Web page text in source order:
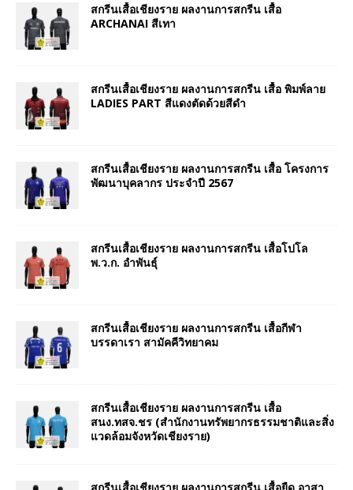
สกรีนเสื้อเชียงราย ผลงานการสกรีน เสื้อ
ARCHANAI สีเทา
สกรีนเสื้อเชียงราย ผลงานการสกรีน เสื้อ พิมพ์ลาย
LADIES PART สีแดงตัดด้วยสีดำ
สกรีนเสื้อเชียงราย ผลงานการสกรีน เสื้อ โครงการ
พัฒนาบุคลากร ประจำปี 2567
สกรีนเสื้อเชียงราย ผลงานการสกรีน เสื้อโปโล
พ.ว.ก. อำพันธุ์
สกรีนเสื้อเชียงราย ผลงานการสกรีน เสื้อกีฬา
บรรดาเรา สามัคคีวิทยาคม
สกรีนเสื้อเชียงราย ผลงานการสกรีน เสื้อ
สนง.ทสจ.ชร (สำนักงานทรัพยากรธรรมชาติและสิ่ง
แวดล้อมจังหวัดเชียงราย)
สกรีนเสื้อเชียงราย ผลงานการสกรีน เสื้อยืด อาสา